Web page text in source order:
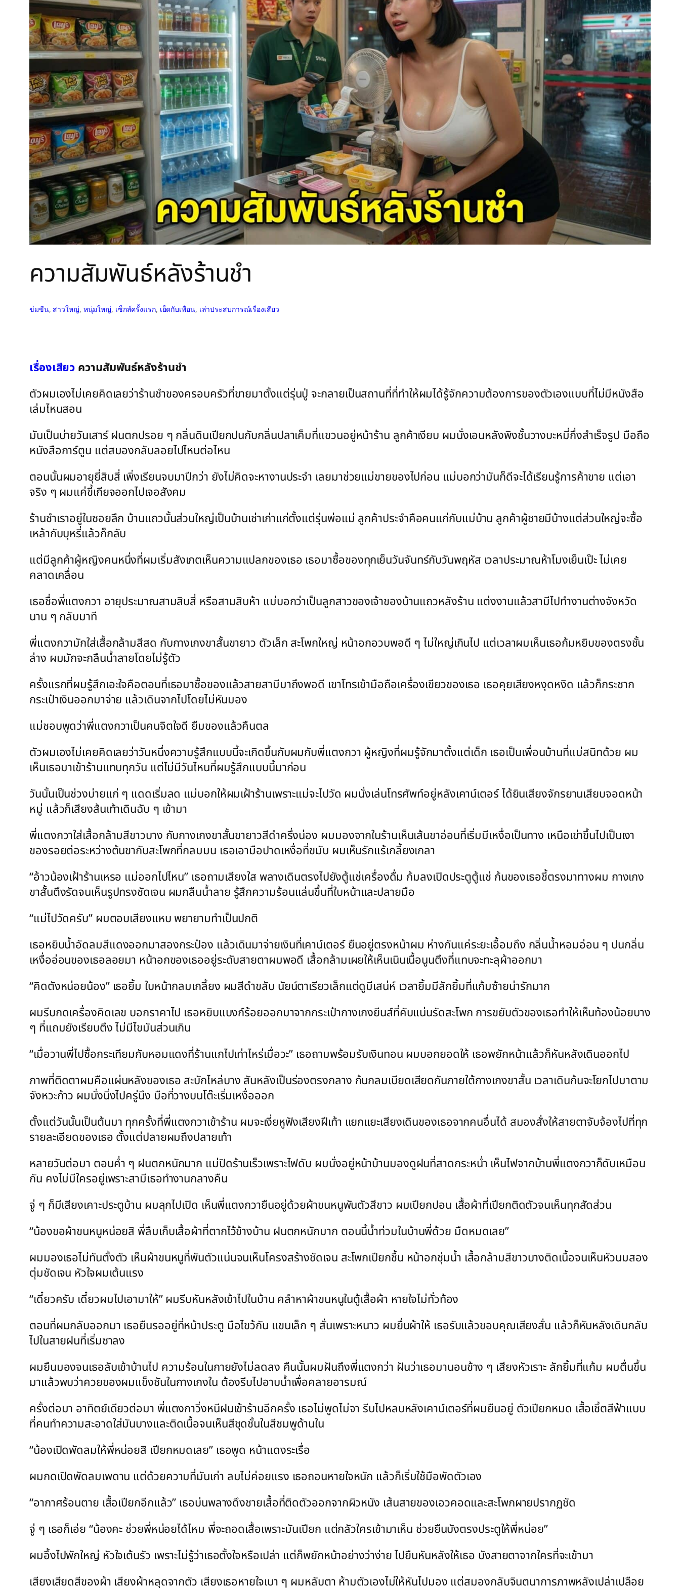
ความสัมพันธ์หลังร้านชำ
ข่มขืน, สาวใหญ่, หนุ่มใหญ่, เซ็กส์ครั้งแรก, เย็ดกับเพื่อน, เล่าประสบการณ์เรื่องเสียว
เรื่องเสียว ความสัมพันธ์หลังร้านชำ
ตัวผมเองไม่เคยคิดเลยว่าร้านชำของครอบครัวที่ขายมาตั้งแต่รุ่นปู่ จะกลายเป็นสถานที่ที่ทำให้ผมได้รู้จักความต้องการของตัวเองแบบที่ไม่มีหนังสือ
เล่มไหนสอน
มันเป็นบ่ายวันเสาร์ ฝนตกปรอย ๆ กลิ่นดินเปียกปนกับกลิ่นปลาเค็มที่แขวนอยู่หน้าร้าน ลูกค้าเงียบ ผมนั่งเอนหลังพิงชั้นวางบะหมี่กึ่งสำเร็จรูป มือถือ
หนังสือการ์ตูน แต่สมองกลับลอยไปไหนต่อไหน
ตอนนั้นผมอายุยี่สิบสี่ เพิ่งเรียนจบมาปีกว่า ยังไม่คิดจะหางานประจำ เลยมาช่วยแม่ขายของไปก่อน แม่บอกว่ามันก็ดีจะได้เรียนรู้การค้าขาย แต่เอา
จริง ๆ ผมแค่ขี้เกียจออกไปเจอสังคม
ร้านชำเราอยู่ในซอยลึก บ้านแถวนั้นส่วนใหญ่เป็นบ้านเช่าเก่าแก่ตั้งแต่รุ่นพ่อแม่ ลูกค้าประจำคือคนแก่กับแม่บ้าน ลูกค้าผู้ชายมีบ้างแต่ส่วนใหญ่จะซื้อ
เหล้ากับบุหรี่แล้วก็กลับ
แต่มีลูกค้าผู้หญิงคนหนึ่งที่ผมเริ่มสังเกตเห็นความแปลกของเธอ เธอมาซื้อของทุกเย็นวันจันทร์กับวันพฤหัส เวลาประมาณห้าโมงเย็นเป๊ะ ไม่เคย
คลาดเคลื่อน
เธอชื่อพี่แตงกวา อายุประมาณสามสิบสี่ หรือสามสิบห้า แม่บอกว่าเป็นลูกสาวของเจ้าของบ้านแถวหลังร้าน แต่งงานแล้วสามีไปทำงานต่างจังหวัด
นาน ๆ กลับมาที
พี่แตงกวามักใส่เสื้อกล้ามสีสด กับกางเกงขาสั้นขายาว ตัวเล็ก สะโพกใหญ่ หน้าอกอวบพอดี ๆ ไม่ใหญ่เกินไป แต่เวลาผมเห็นเธอก้มหยิบของตรงชั้น
ล่าง ผมมักจะกลืนน้ำลายโดยไม่รู้ตัว
ครั้งแรกที่ผมรู้สึกเอะใจคือตอนที่เธอมาซื้อของแล้วสายสามีมาถึงพอดี เขาโทรเข้ามือถือเครื่องเขียวของเธอ เธอคุยเสียงหงุดหงิด แล้วก็กระชาก
กระเป๋าเงินออกมาจ่าย แล้วเดินจากไปโดยไม่หันมอง
แม่ชอบพูดว่าพี่แตงกวาเป็นคนจิตใจดี ยืมของแล้วคืนตล
ตัวผมเองไม่เคยคิดเลยว่าวันหนึ่งความรู้สึกแบบนี้จะเกิดขึ้นกับผมกับพี่แตงกวา ผู้หญิงที่ผมรู้จักมาตั้งแต่เด็ก เธอเป็นเพื่อนบ้านที่แม่สนิทด้วย ผม
เห็นเธอมาเข้าร้านแทบทุกวัน แต่ไม่มีวันไหนที่ผมรู้สึกแบบนี้มาก่อน
วันนั้นเป็นช่วงบ่ายแก่ ๆ แดดเริ่มลด แม่บอกให้ผมเฝ้าร้านเพราะแม่จะไปวัด ผมนั่งเล่นโทรศัพท์อยู่หลังเคาน์เตอร์ ได้ยินเสียงจักรยานเสียบจอดหน้า
หมู่ แล้วก็เสียงส้นเท้าเดินฉับ ๆ เข้ามา
พี่แตงกวาใส่เสื้อกล้ามสีขาวบาง กับกางเกงขาสั้นขายาวสีดำครึ่งน่อง ผมมองจากในร้านเห็นเส้นขาอ่อนที่เริ่มมีเหงื่อเป็นทาง เหนือเข่าขึ้นไปเป็นเงา
ของรอยต่อระหว่างต้นขากับสะโพกที่กลมมน เธอเอามือปาดเหงื่อที่ขมับ ผมเห็นรักแร้เกลี้ยงเกลา
“อ้าวน้องเฝ้าร้านเหรอ แม่ออกไปไหน” เธอถามเสียงใส พลางเดินตรงไปยังตู้แช่เครื่องดื่ม ก้มลงเปิดประตูตู้แช่ ก้นของเธอชี้ตรงมาทางผม กางเกง
ขาสั้นตึงรัดจนเห็นรูปทรงชัดเจน ผมกลืนน้ำลาย รู้สึกความร้อนแล่นขึ้นที่ใบหน้าและปลายมือ
“แม่ไปวัดครับ” ผมตอบเสียงแหบ พยายามทำเป็นปกติ
เธอหยิบน้ำอัดลมสีแดงออกมาสองกระป๋อง แล้วเดินมาจ่ายเงินที่เคาน์เตอร์ ยืนอยู่ตรงหน้าผม ห่างกันแค่ระยะเอื้อมถึง กลิ่นน้ำหอมอ่อน ๆ ปนกลิ่น
เหงื่ออ่อนของเธอลอยมา หน้าอกของเธออยู่ระดับสายตาผมพอดี เสื้อกล้ามเผยให้เห็นเนินเนื้อนูนตึงที่แทบจะทะลุผ้าออกมา
“คิดตังหน่อยน้อง” เธอยิ้ม ใบหน้ากลมเกลี้ยง ผมสีดำขลับ นัยน์ตาเรียวเล็กแต่ดูมีเสน่ห์ เวลายิ้มมีลักยิ้มที่แก้มซ้ายน่ารักมาก
ผมรีบกดเครื่องคิดเลข บอกราคาไป เธอหยิบแบงก์ร้อยออกมาจากกระเป๋ากางเกงยีนส์ที่คับแน่นรัดสะโพก การขยับตัวของเธอทำให้เห็นท้องน้อยบาง
ๆ ที่แถมยังเรียบตึง ไม่มีไขมันส่วนเกิน
“เมื่อวานพี่ไปซื้อกระเทียมกับหอมแดงที่ร้านแกไปเท่าไหร่เมื่อวะ” เธอถามพร้อมรับเงินทอน ผมบอกยอดให้ เธอพยักหน้าแล้วก็หันหลังเดินออกไป
ภาพที่ติดตาผมคือแผ่นหลังของเธอ สะบักไหล่บาง สันหลังเป็นร่องตรงกลาง ก้นกลมเบียดเสียดกันภายใต้กางเกงขาสั้น เวลาเดินก้นจะโยกไปมาตาม
จังหวะก้าว ผมนั่งนิ่งไปครู่นึง มือที่วางบนโต๊ะเริ่มเหงื่อออก
ตั้งแต่วันนั้นเป็นต้นมา ทุกครั้งที่พี่แตงกวาเข้าร้าน ผมจะเงี่ยหูฟังเสียงฝีเท้า แยกแยะเสียงเดินของเธอจากคนอื่นได้ สมองสั่งให้สายตาจับจ้องไปที่ทุก
รายละเอียดของเธอ ตั้งแต่ปลายผมถึงปลายเท้า
หลายวันต่อมา ตอนค่ำ ๆ ฝนตกหนักมาก แม่ปิดร้านเร็วเพราะไฟดับ ผมนั่งอยู่หน้าบ้านมองดูฝนที่สาดกระหน่ำ เห็นไฟจากบ้านพี่แตงกวาก็ดับเหมือน
กัน คงไม่มีใครอยู่เพราะสามีเธอทำงานกลางคืน
จู่ ๆ ก็มีเสียงเคาะประตูบ้าน ผมลุกไปเปิด เห็นพี่แตงกวายืนอยู่ด้วยผ้าขนหนูพันตัวสีขาว ผมเปียกปอน เสื้อผ้าที่เปียกติดตัวจนเห็นทุกสัดส่วน
“น้องขอผ้าขนหนูหน่อยสิ พี่ลืมเก็บเสื้อผ้าที่ตากไว้ข้างบ้าน ฝนตกหนักมาก ตอนนี้น้ำท่วมในบ้านพี่ด้วย มืดหมดเลย”
ผมมองเธอไม่ทันตั้งตัว เห็นผ้าขนหนูที่พันตัวแน่นจนเห็นโครงสร้างชัดเจน สะโพกเปียกชื้น หน้าอกชุ่มน้ำ เสื้อกล้ามสีขาวบางติดเนื้อจนเห็นหัวนมสอง
ตุ่มชัดเจน หัวใจผมเต้นแรง
“เดี๋ยวครับ เดี๋ยวผมไปเอามาให้” ผมรีบหันหลังเข้าไปในบ้าน คลำหาผ้าขนหนูในตู้เสื้อผ้า หายใจไม่ทั่วท้อง
ตอนที่ผมกลับออกมา เธอยืนรออยู่ที่หน้าประตู มือไขว้กัน แขนเล็ก ๆ สั่นเพราะหนาว ผมยื่นผ้าให้ เธอรับแล้วขอบคุณเสียงสั่น แล้วก็หันหลังเดินกลับ
ไปในสายฝนที่เริ่มซาลง
ผมยืนมองจนเธอลับเข้าบ้านไป ความร้อนในกายยังไม่ลดลง คืนนั้นผมฝันถึงพี่แตงกว่า ฝันว่าเธอมานอนข้าง ๆ เสียงหัวเราะ ลักยิ้มที่แก้ม ผมตื่นขึ้น
มาแล้วพบว่าควยของผมแข็งชันในกางเกงใน ต้องรีบไปอาบน้ำเพื่อคลายอารมณ์
ครั้งต่อมา อาทิตย์เดียวต่อมา พี่แตงกาวิ่งหนีฝนเข้าร้านอีกครั้ง เธอไม่พูดไม่จา รีบไปหลบหลังเคาน์เตอร์ที่ผมยืนอยู่ ตัวเปียกหมด เสื้อเชิ้ตสีฟ้าแบบ
ที่คนทำความสะอาดใส่มันบางและติดเนื้อจนเห็นสีชุดชั้นในสีชมพูด้านใน
“น้องเปิดพัดลมให้พี่หน่อยสิ เปียกหมดเลย” เธอพูด หน้าแดงระเรื่อ
ผมกดเปิดพัดลมเพดาน แต่ด้วยความที่มันเก่า ลมไม่ค่อยแรง เธอถอนหายใจหนัก แล้วก็เริ่มใช้มือพัดตัวเอง
“อากาศร้อนตาย เสื้อเปียกอีกแล้ว” เธอบ่นพลางดึงชายเสื้อที่ติดตัวออกจากผิวหนัง เส้นสายของเอวคอดและสะโพกผายปรากฏชัด
จู่ ๆ เธอก็เอ่ย “น้องคะ ช่วยพี่หน่อยได้ไหม พี่จะถอดเสื้อเพราะมันเปียก แต่กลัวใครเข้ามาเห็น ช่วยยืนบังตรงประตูให้พี่หน่อย”
ผมอึ้งไปพักใหญ่ หัวใจเต้นรัว เพราะไม่รู้ว่าเธอตั้งใจหรือเปล่า แต่ก็พยักหน้าอย่างว่าง่าย ไปยืนหันหลังให้เธอ บังสายตาจากใครที่จะเข้ามา
เสียงเสียดสีของผ้า เสียงผ้าหลุดจากตัว เสียงเธอหายใจเบา ๆ ผมหลับตา ห้ามตัวเองไม่ให้หันไปมอง แต่สมองกลับจินตนาการภาพหลังเปล่าเปลือย